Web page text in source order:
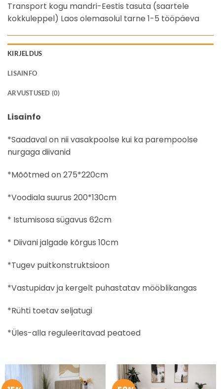
Transport kogu mandri-Eestis tasuta (saartele
kokkuleppel) Laos olemasolul tarne 1-5 tööpäeva
KIRJELDUS
LISAINFO
ARVUSTUSED (0)
Lisainfo
*Saadaval on nii vasakpoolse kui ka parempoolse
nurgaga diivanid
*Mõõtmed on 275*220cm
*Voodiala suurus 200*130cm
* Istumisosa sügavus 62cm
* Diivani jalgade kõrgus 10cm
*Tugev puitkonstruktsioon
*Vastupidav ja kergelt puhastatav mööblikangas
*Rühti toetav seljatugi
*Üles-alla reguleeritavad peatoed